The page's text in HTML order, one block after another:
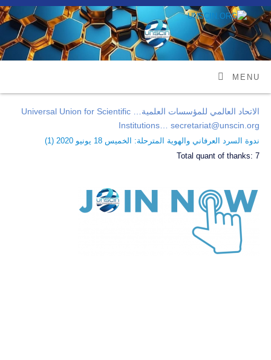
MENU
الاتحاد العالمي للمؤسسات العلمية… Universal Union for Scientific
Institutions… secretariat@unscin.org
ندوة السرد العرفاني والهوية المترحلة: الخميس 18 يونيو 2020 ( 1
)
Total quant of thanks:7